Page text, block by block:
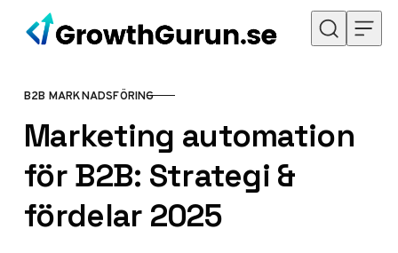
Hoppa till innehåll
KATEGORI
B2B MARKNADSFÖRING
Marketing automation
för B2B: Strategi &
fördelar 2025